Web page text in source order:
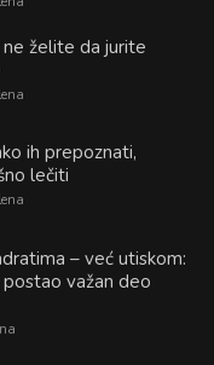
želite da jurite
ih prepoznati,
lečiti
– već utiskom:
važan deo